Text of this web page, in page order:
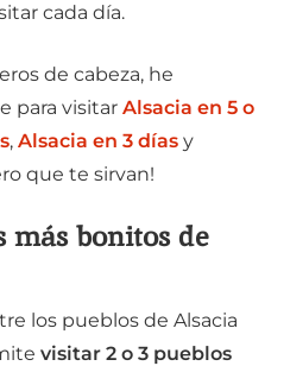
cada día.
de cabeza, he
para visitar Alsacia en 5 o
, Alsacia en 3 días y
que te sirvan!
más bonitos de
los pueblos de Alsacia
visitar 2 o 3 pueblos